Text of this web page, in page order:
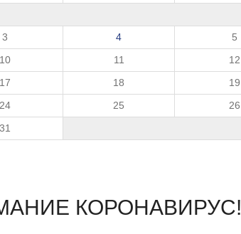
3
4 5
10
11 12
17
18 19
24
25 26
31
КОРОНАВИРУС!